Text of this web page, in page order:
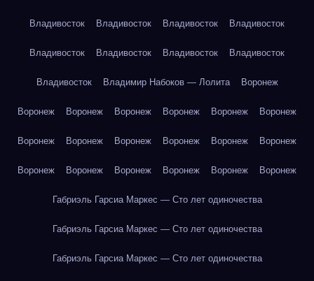
Владивосток Владивосток Владивосток Владивосток
Владивосток Владивосток Владивосток Владивосток
Владивосток Владимир Набоков — Лолита Воронеж
Воронеж Воронеж Воронеж Воронеж Воронеж Воронеж
Воронеж Воронеж Воронеж Воронеж Воронеж Воронеж
Воронеж Воронеж Воронеж Воронеж Воронеж Воронеж
Габриэль Гарсиа Маркес — Сто лет одиночества
Габриэль Гарсиа Маркес — Сто лет одиночества
Габриэль Гарсиа Маркес — Сто лет одиночества